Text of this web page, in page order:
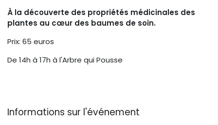
À la découverte des propriétés médicinales des
plantes au cœur des baumes de soin.
Prix: 65 euros
De 14h à 17h à l'Arbre qui Pousse
Informations sur l'événement